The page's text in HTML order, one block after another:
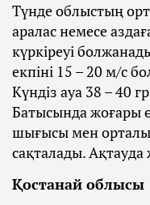
Түнде облыстың
аралас немесе
күркіреуі
екпіні 15 – 20 м/с
Күндіз ауа 38 – 40
Батысында жоғары
шығысы мен
сақталады. Ақтауда
Қостанай облысы